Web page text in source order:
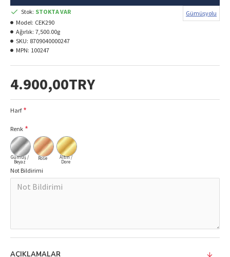
4.900,00TRY
Stok: STOKTA VAR
Model: CEK290
Ağırlık: 7,500.00g
SKU: 8709040000247
MPN: 100247
Gümüşyolu
Harf
Renk
Gümüş /
Beyaz
Rose
Altın /
Dore
Not Bildirimi
AÇIKLAMALAR